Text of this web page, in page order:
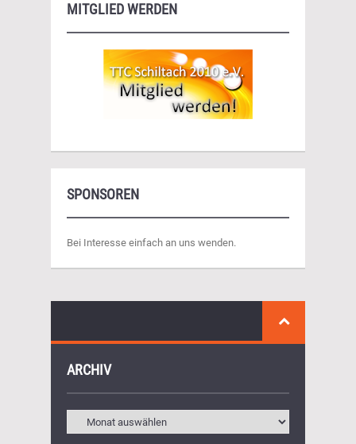
MITGLIED WERDEN
SPONSOREN
Bei Interesse einfach an uns wenden.
ARCHIV